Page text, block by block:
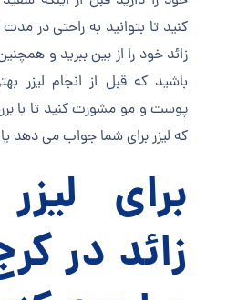
کنید تا بتوانید به راحتی در مدت
زائد خود را از بین ببرید و
باشید که قبل از انجام
پوست و مو مشورت کنید تا با
که لیزر برای شما جواب می دهد
برای
زائد در